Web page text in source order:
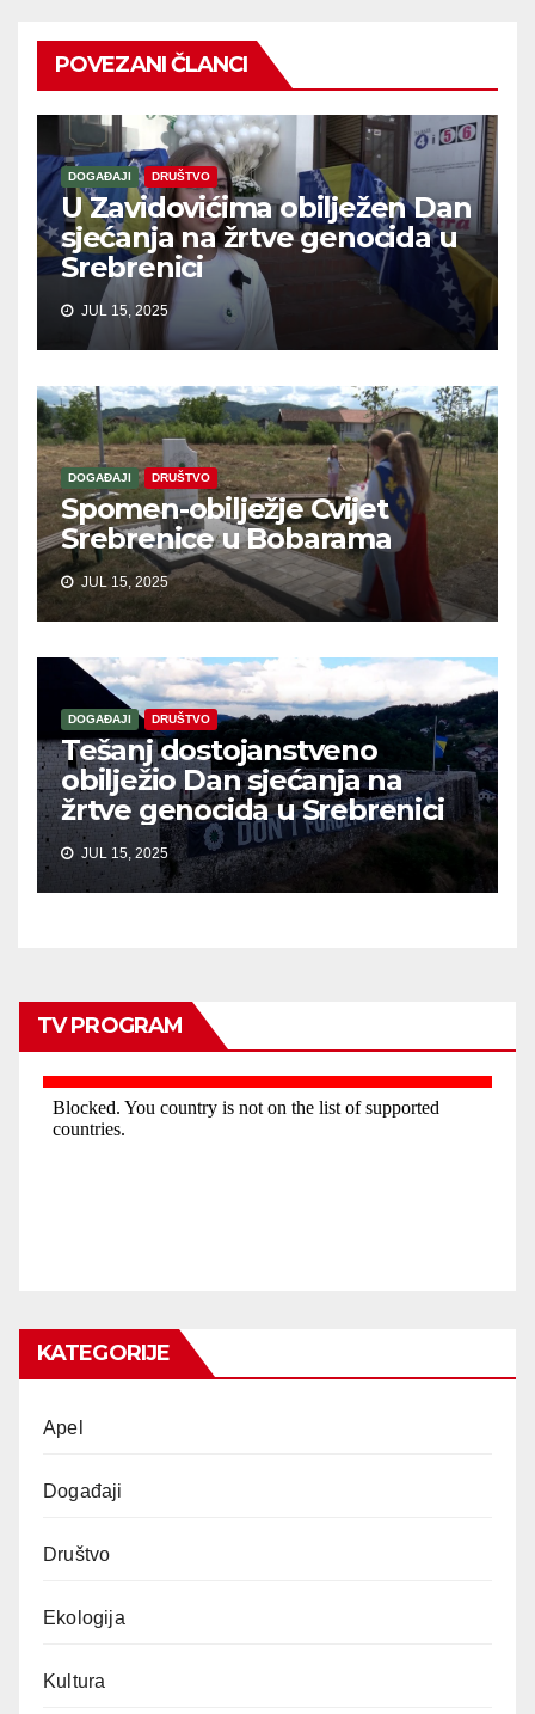
POVEZANI ČLANCI
DOGAĐAJI DRUŠTVO
U Zavidovićima obilježen Dan
sjećanja na žrtve genocida u
Srebrenici
JUL 15, 2025
DOGAĐAJI DRUŠTVO
Spomen-obilježje Cvijet
Srebrenice u Bobarama
JUL 15, 2025
DOGAĐAJI DRUŠTVO
Tešanj dostojanstveno
obilježio Dan sjećanja na
žrtve genocida u Srebrenici
JUL 15, 2025
TV PROGRAM
KATEGORIJE
Apel
Događaji
Društvo
Ekologija
Kultura